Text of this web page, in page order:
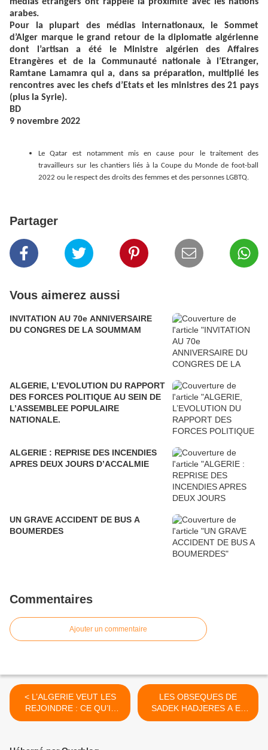
arabes.
Pour la plupart des médias internationaux, le Sommet
d’Alger marque le grand retour de la diplomatie algérienne
dont l’artisan a été le Ministre algérien des Affaires
Etrangères et de la Communauté nationale à l’Etranger,
Ramtane Lamamra qui a, dans sa préparation, multiplié les
rencontres avec les chefs d’Etats et les ministres des 21 pays
(plus la Syrie).
BD
9 novembre 2022
Le Qatar est notamment mis en cause pour le traitement des
travailleurs sur les chantiers liés à la Coupe du Monde de foot-ball
2022 ou le respect des droits des femmes et des personnes LGBTQ.
Partager
Vous aimerez aussi
INVITATION AU 70e ANNIVERSAIRE
DU CONGRES DE LA SOUMMAM
ALGERIE, L’EVOLUTION DU RAPPORT
DES FORCES POLITIQUE AU SEIN DE
L’ASSEMBLEE POPULAIRE
NATIONALE.
ALGERIE : REPRISE DES INCENDIES
APRES DEUX JOURS D’ACCALMIE
UN GRAVE ACCIDENT DE BUS A
BOUMERDES
Commentaires
Ajouter un commentaire
< L’ALGERIE VEUT LES
REJOINDRE : CE QU’IL
FAUT SAVOIR DES BRICS.
LES OBSEQUES DE
SADEK HADJERES A EL
HARRACH (ALGER) >